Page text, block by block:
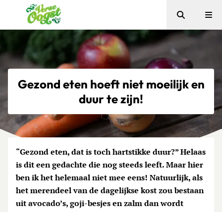
Verse Oogst
Zoeken
Gezond eten hoeft niet moeilijk en
duur te zijn!
“Gezond eten, dat is toch hartstikke duur?” Helaas
is dit een gedachte die nog steeds leeft. Maar hier
ben ik het helemaal niet mee eens! Natuurlijk, als
het merendeel van de dagelijkse kost zou bestaan
uit avocado’s, goji-besjes en zalm dan wordt